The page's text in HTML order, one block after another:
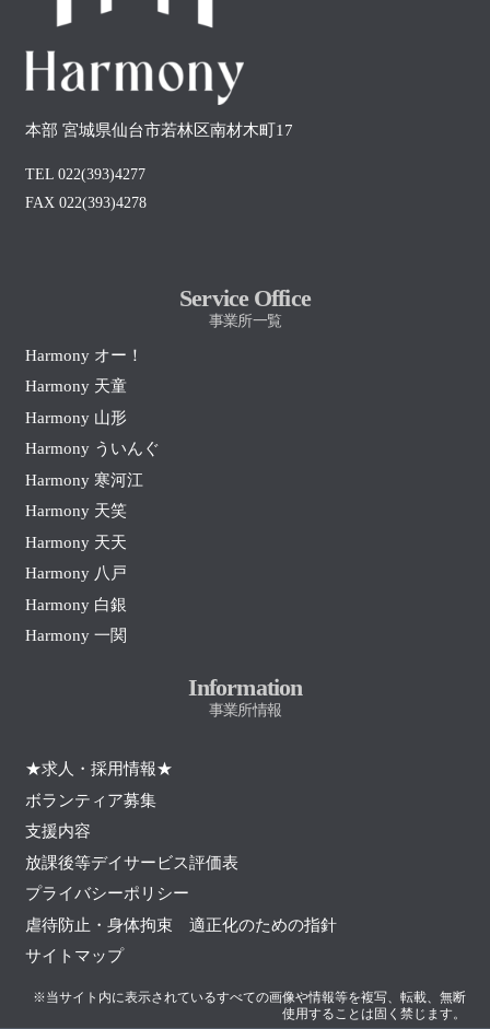
本部 宮城県仙台市若林区南材木町17
TEL 022(393)4277
FAX 022(393)4278
Service Office
事業所一覧
Harmony オー！
Harmony 天童
Harmony 山形
Harmony ういんぐ
Harmony 寒河江
Harmony 天笑
Harmony 天天
Harmony 八戸
Harmony 白銀
Harmony 一関
Information
事業所情報
★求人・採用情報★
ボランティア募集
支援内容
放課後等デイサービス評価表
プライバシーポリシー
虐待防止・身体拘束 適正化のための指針
サイトマップ
※当サイト内に表示されているすべての画像や情報等を複写、転載、無断
使用することは固く禁じます。